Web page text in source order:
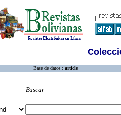
Base de datos : article
Buscar